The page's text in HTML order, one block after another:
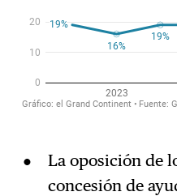
La oposición de
concesión de